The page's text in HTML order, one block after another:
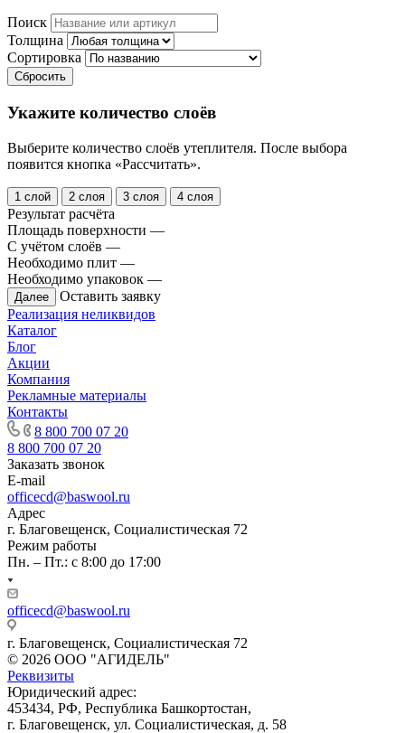
Поиск
Толщина
Сортировка
Сбросить
Укажите количество слоёв
Выберите количество слоёв утеплителя. После выбора
появится кнопка «Рассчитать».
1 слой 2 слоя 3 слоя 4 слоя
Результат расчёта
Площадь поверхности —
С учётом слоёв —
Необходимо плит —
Необходимо упаковок —
Далее
Оставить заявку
Реализация неликвидов
Каталог
Блог
Акции
Компания
Рекламные материалы
Контакты
8 800 700 07 20
8 800 700 07 20
Заказать звонок
E-mail
officecd@baswool.ru
Адрес
г. Благовещенск, Социалистическая 72
Режим работы
Пн. – Пт.: с 8:00 до 17:00
officecd@baswool.ru
г. Благовещенск, Социалистическая 72
© 2026 ООО "АГИДЕЛЬ"
Реквизиты
Юридический адрес:
453434, РФ, Республика Башкортостан,
г. Благовещенск, ул. Социалистическая, д. 58